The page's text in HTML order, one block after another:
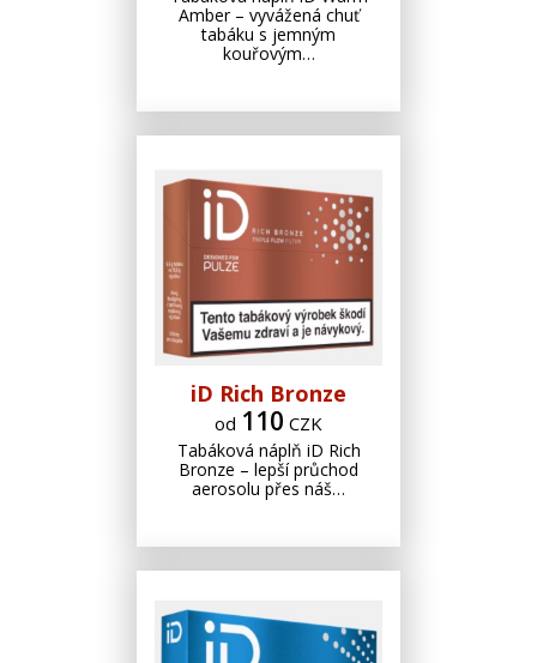
Amber – vyvážená chuť
tabáku s jemným
kouřovým…
iD Rich Bronze
od 110 CZK
Tabáková náplň iD Rich
Bronze – lepší průchod
aerosolu přes náš…